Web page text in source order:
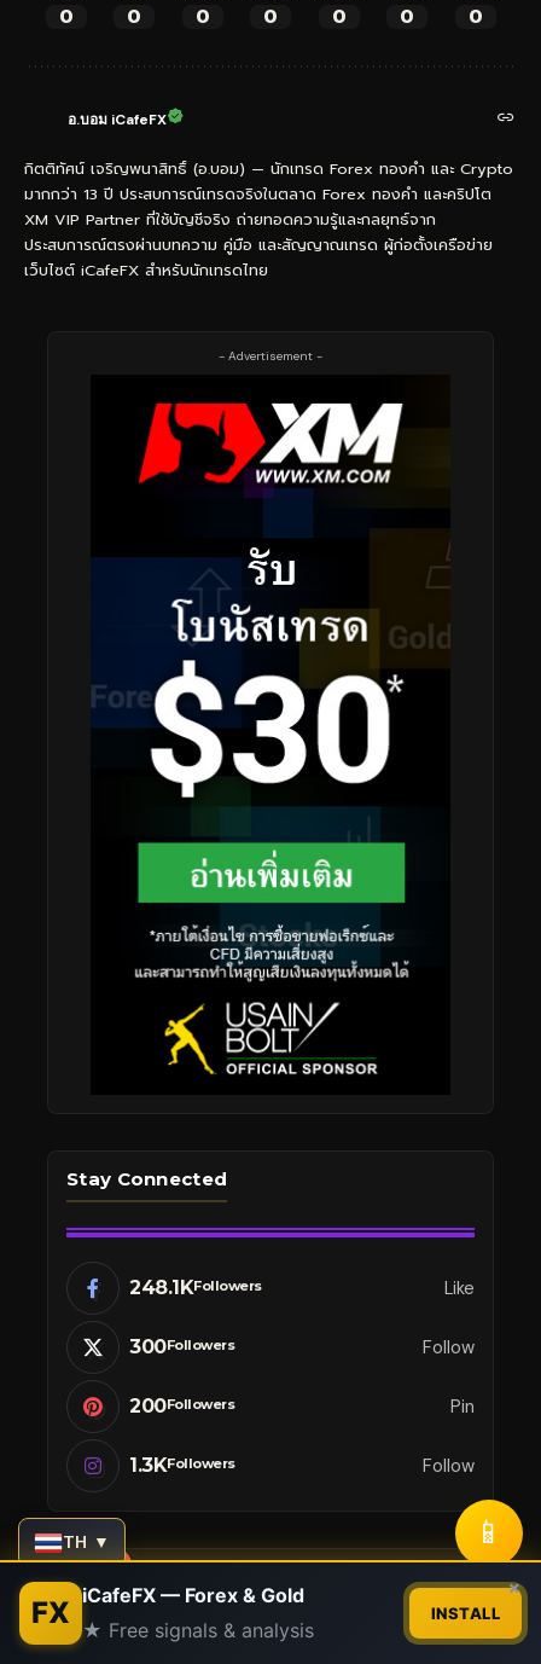
0 0 0 0 0 0 0
อ.บอม iCafeFX
กิตติทัศน์ เจริญพนาสิทธิ์ (อ.บอม) — นักเทรด Forex ทองคำ และ Crypto
มากกว่า 13 ปี ประสบการณ์เทรดจริงในตลาด Forex ทองคำ และคริปโต
XM VIP Partner ที่ใช้บัญชีจริง ถ่ายทอดความรู้และกลยุทธ์จาก
ประสบการณ์ตรงผ่านบทความ คู่มือ และสัญญาณเทรด ผู้ก่อตั้งเครือข่าย
เว็บไซต์ iCafeFX สำหรับนักเทรดไทย
- Advertisement -
Stay Connected
248.1KFollowers Like
300Followers Follow
200Followers Pin
1.3KFollowers Follow
TH ▼ 📱
FX iCafeFX — Forex & Gold
★ Free signals & analysis
INSTALL
×
Contact us
Open